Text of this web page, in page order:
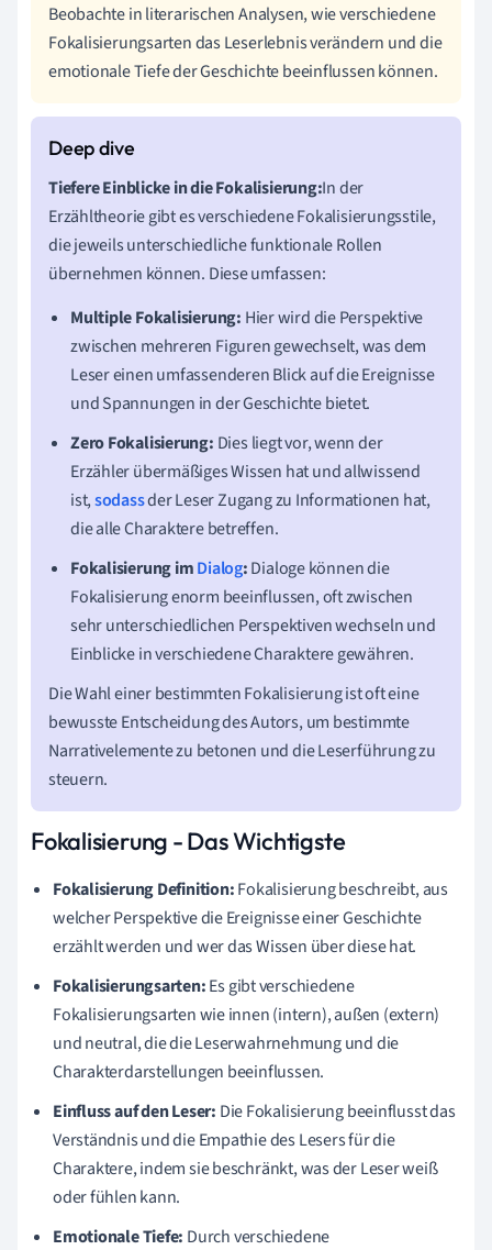
Beobachte in literarischen Analysen, wie verschiedene
Fokalisierungsarten das Leserlebnis verändern und die
emotionale Tiefe der Geschichte beeinflussen können.
Tiefere Einblicke in die Fokalisierung:In der
Erzähltheorie gibt es verschiedene Fokalisierungsstile,
die jeweils unterschiedliche funktionale Rollen
übernehmen können. Diese umfassen:
Multiple Fokalisierung: Hier wird die Perspektive
zwischen mehreren Figuren gewechselt, was dem
Leser einen umfassenderen Blick auf die Ereignisse
und Spannungen in der Geschichte bietet.
Zero Fokalisierung: Dies liegt vor, wenn der
Erzähler übermäßiges Wissen hat und allwissend
ist,sodassder Leser Zugang zu Informationen hat,
die alle Charaktere betreffen.
Fokalisierung imDialog:Dialoge können die
Fokalisierung enorm beeinflussen, oft zwischen
sehr unterschiedlichen Perspektiven wechseln und
Einblicke in verschiedene Charaktere gewähren.
Die Wahl einer bestimmten Fokalisierung ist oft eine
bewusste Entscheidung des Autors, um bestimmte
Narrativelemente zu betonen und die Leserführung zu
steuern.
Fokalisierung - Das Wichtigste
Fokalisierung Definition:Fokalisierung beschreibt, aus
welcher Perspektive die Ereignisse einer Geschichte
erzählt werden und wer das Wissen über diese hat.
Fokalisierungsarten:Es gibt verschiedene
Fokalisierungsarten wie innen (intern), außen (extern)
und neutral, die die Leser­wahrnehmung und die
Charakterdarstellungen beeinflussen.
Einfluss auf den Leser: Die Fokalisierung beeinflusst das
Verständnis und die Empathie des Lesers für die
Charaktere, indem sie beschränkt, was der Leser weiß
oder fühlen kann.
Emotionale Tiefe: Durch verschiedene